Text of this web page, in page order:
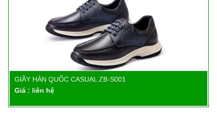
Chi tiết
GIẦY HÀN QUỐC CASUAL ZB-S001
Giá : liên hệ